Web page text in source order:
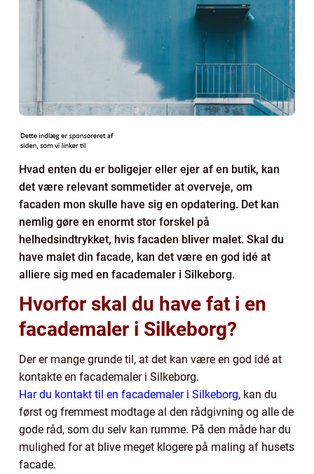
Hvad enten du er boligejer eller ejer af en butik, kan
det være relevant sommetider at overveje, om
facaden mon skulle have sig en opdatering. Det kan
nemlig gøre en enormt stor forskel på
helhedsindtrykket, hvis facaden bliver malet. Skal du
have malet din facade, kan det være en god idé at
alliere sig med en facademaler i Silkeborg.
Hvorfor skal du have fat i en
facademaler i Silkeborg?
Der er mange grunde til, at det kan være en god idé at
kontakte en facademaler i Silkeborg.
Har du kontakt til en facademaler i Silkeborg, kan du
først og fremmest modtage al den rådgivning og alle de
gode råd, som du selv kan rumme. På den måde har du
mulighed for at blive meget klogere på maling af husets
facade.